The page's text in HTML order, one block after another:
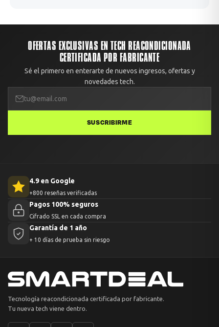
OFERTAS EXCLUSIVAS EN TECH REACONDICIONADA
CERTIFICADA POR FABRICANTE
Sé el primero en enterarte de nuevos ingresos, ofertas y
novedades tech.
SUSCRIBIRME
4.9 en Google
+800 reseñas verificadas
Pagos 100% seguros
Cifrado SSL en cada compra
Garantía de 1 año
+ 10 días de prueba sin riesgo
Tecnología reacondicionada certificada por fabricante.
Tu nueva tech viene dentro.